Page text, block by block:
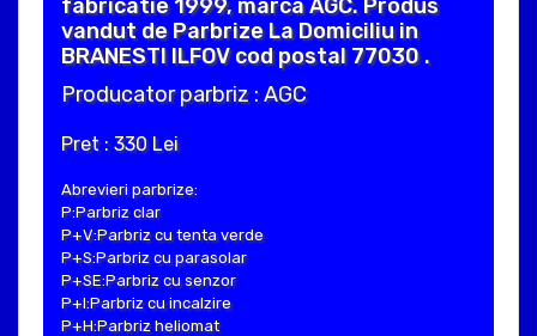
fabricatie 1999, marca AGC. Produs
vandut de Parbrize La Domiciliu in
BRANESTI ILFOV cod postal 77030 .
Producator parbriz : AGC
Pret : 330 Lei
Abrevieri parbrize:
P:Parbriz clar
P+V:Parbriz cu tenta verde
P+S:Parbriz cu parasolar
P+SE:Parbriz cu senzor
P+I:Parbriz cu incalzire
P+H:Parbriz heliomat